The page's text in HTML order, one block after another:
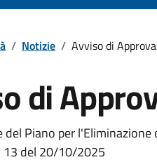
/ Notizie / Avviso di
di
del Piano per
13 del 20/10/2025